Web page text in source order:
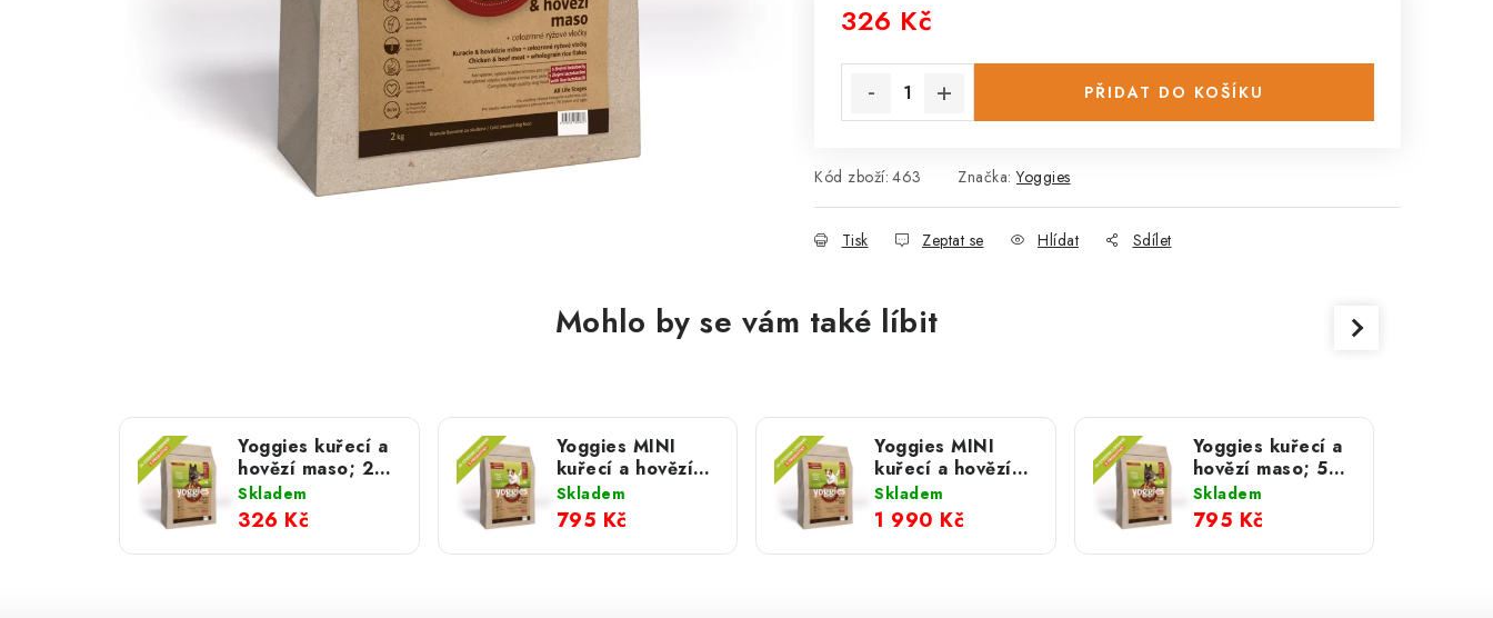
326 Kč
PŘIDAT DO KOŠÍKU
Kód zboží: 463 Značka:Yoggies
Tisk Zeptat se Hlídat Sdílet
Mohlo by se vám také líbit
Yoggies kuřecí a
hovězí maso; 2
kg
Skladem
326 Kč
Yoggies MINI
kuřecí a hovězí
maso; 5 kg
Skladem
795 Kč
Yoggies MINI
kuřecí a hovězí
maso; 15 kg
Skladem
1 990 Kč
Yoggies kuřecí a
hovězí maso; 5
kg
Skladem
795 Kč